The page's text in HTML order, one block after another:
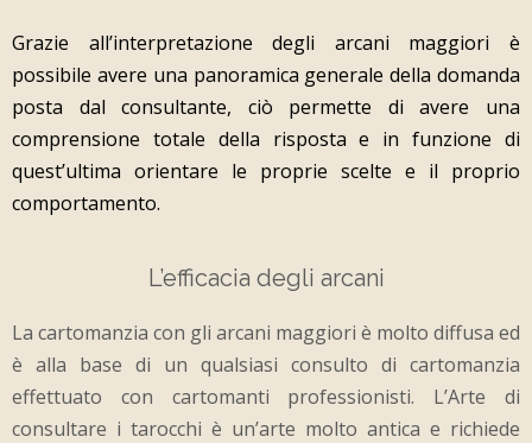
Grazie all’interpretazione degli arcani maggiori è
possibile avere una panoramica generale della domanda
posta dal consultante, ciò permette di avere una
comprensione totale della risposta e in funzione di
quest’ultima orientare le proprie scelte e il proprio
comportamento.
L’efficacia degli arcani
La cartomanzia con gli arcani maggiori è molto diffusa ed
è alla base di un qualsiasi consulto di cartomanzia
effettuato con cartomanti professionisti. L’Arte di
consultare i tarocchi è un’arte molto antica e richiede